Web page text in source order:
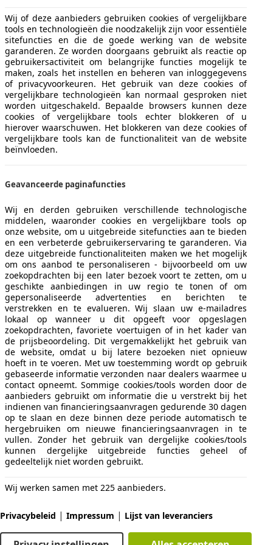
Emissieklasse
185 g/km
Comfort en gemak
Armsteun
Cruise
Elektrisch
Elektrische
Getinte
Lederen
Entertainment en Media
Radio
Veiligheid en beveiliging
ABS
Airbag
Airbag
Centrale
Centrale
Zij-airbags
Extra
meer
Kleur
Zwart
Oorspronkelijke kleur
Zwart
Soort lak
Metallic
Kleur interieur
Zwart
Materiaal
Stof
Dit betreft een Motorisch technisch goede auto,
* Distributtieriem bij 170.000KM vervangen
De remschijven en remblokken zijn in goede staat
Alle vier de banden zitten op +/- 5MM profieldikte
15.000KM rijplezier
Wij of deze aanbieders gebruiken cookies of vergelijkbare
tools en technologieën die noodzakelijk zijn voor essentiële
sitefuncties en die de goede werking van de website
garanderen. Ze worden doorgaans gebruikt als reactie op
gebruikersactiviteit om belangrijke functies mogelijk te
maken, zoals het instellen en beheren van inloggegevens
of privacyvoorkeuren. Het gebruik van deze cookies of
vergelijkbare technologieën kan normaal gesproken niet
worden uitgeschakeld. Bepaalde browsers kunnen deze
cookies of vergelijkbare tools echter blokkeren of u
hierover waarschuwen. Het blokkeren van deze cookies of
vergelijkbare tools kan de functionaliteit van de website
beïnvloeden.
Geavanceerde paginafuncties
Wij en derden gebruiken verschillende technologische
middelen, waaronder cookies en vergelijkbare tools op
onze website, om u uitgebreide sitefuncties aan te bieden
en een verbeterde gebruikerservaring te garanderen. Via
deze uitgebreide functionaliteiten maken we het mogelijk
om ons aanbod te personaliseren - bijvoorbeeld om uw
zoekopdrachten bij een later bezoek voort te zetten, om u
geschikte aanbiedingen in uw regio te tonen of om
gepersonaliseerde advertenties en berichten te
verstrekken en te evalueren. Wij slaan uw e-mailadres
lokaal op wanneer u dit opgeeft voor opgeslagen
zoekopdrachten, favoriete voertuigen of in het kader van
de prijsbeoordeling. Dit vergemakkelijkt het gebruik van
de website, omdat u bij latere bezoeken niet opnieuw
hoeft in te voeren. Met uw toestemming wordt op gebruik
gebaseerde informatie verzonden naar dealers waarmee u
contact opneemt. Sommige cookies/tools worden door de
aanbieders gebruikt om informatie die u verstrekt bij het
indienen van financieringsaanvragen gedurende 30 dagen
op te slaan en deze binnen deze periode automatisch te
hergebruiken om nieuwe financieringsaanvragen in te
vullen. Zonder het gebruik van dergelijke cookies/tools
kunnen dergelijke uitgebreide functies geheel of
gedeeltelijk niet worden gebruikt.
Wij werken samen met 225 aanbieders.
Privacybeleid | Impressum | Lijst van leveranciers